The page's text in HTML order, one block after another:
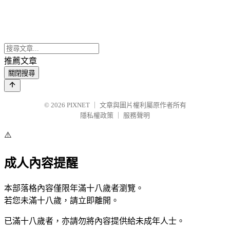
推薦文章
關閉搜尋
© 2026 PIXNET
文章與圖片權利屬原作者所有
隱私權政策
服務聲明
⚠️
成人內容提醒
本部落格內容僅限年滿十八歲者瀏覽。
若您未滿十八歲，請立即離開。
已滿十八歲者，亦請勿將內容提供給未成年人士。